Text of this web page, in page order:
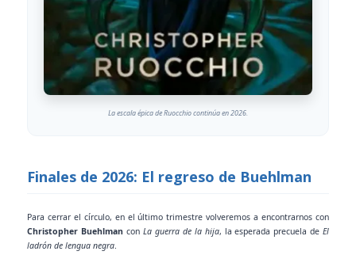
La escala épica de Ruocchio continúa en 2026.
Finales de 2026: El regreso de Buehlman
Para cerrar el círculo, en el último trimestre volveremos a encontrarnos con
Christopher Buehlman con La guerra de la hija, la esperada precuela deEl
ladrón de lengua negra.